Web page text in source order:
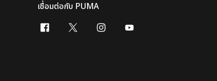
เชื่อมต่อกับ PUMA
facebook
x-twitterinstagram
youtube